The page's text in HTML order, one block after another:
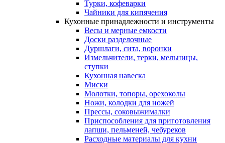
Турки, кофеварки
Чайники для кипячения
Кухонные принадлежности и инструменты
Весы и мерные емкости
Доски разделочные
Дуршлаги, сита, воронки
Измельчители, терки, мельницы,
ступки
Кухонная навеска
Миски
Молотки, топоры, орехоколы
Ножи, колодки для ножей
Прессы, соковыжималки
Приспособления для приготовления
лапши, пельменей, чебуреков
Расходные материалы для кухни